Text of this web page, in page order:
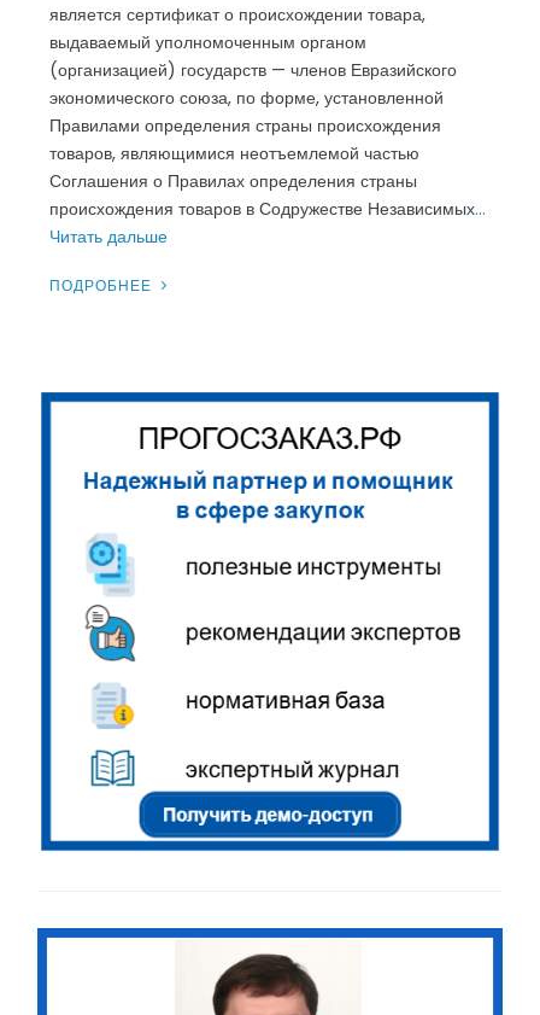
является сертификат о происхождении товара,
выдаваемый уполномоченным органом
(организацией) государств — членов Евразийского
экономического союза, по форме, установленной
Правилами определения страны происхождения
товаров, являющимися неотъемлемой частью
Соглашения о Правилах определения страны
происхождения товаров в Содружестве Независимых…
Читать дальше
ПОДРОБНЕЕ